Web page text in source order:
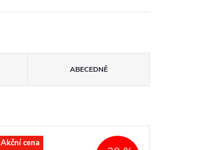
ABECEDNĚ
Akční cena